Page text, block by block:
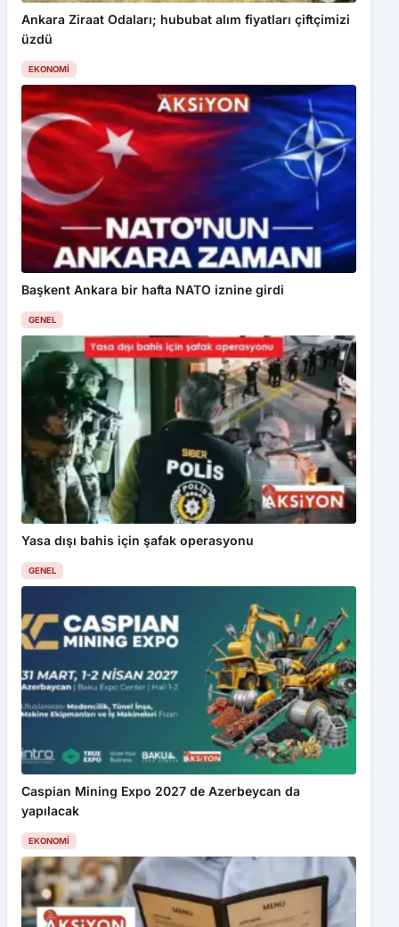
Ankara Ziraat Odaları; hububat alım fiyatları çiftçimizi
üzdü
EKONOMI
Başkent Ankara bir hafta NATO iznine girdi
GENEL
Yasa dışı bahis için şafak operasyonu
GENEL
Caspian Mining Expo 2027 de Azerbeycan da
yapılacak
EKONOMI